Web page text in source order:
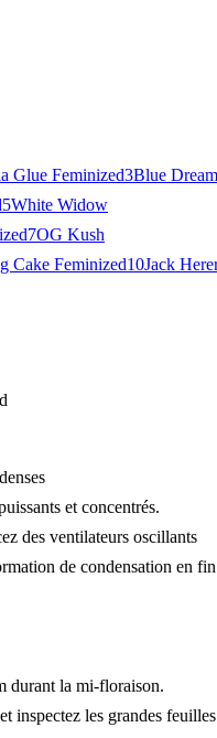
Glue Feminized3Blue Dream
5White Widow
7OG Kush
Cake Feminized10Jack
et concentrés.
des ventilateurs oscillants
de condensation en fin
durant la mi-floraison.
inspectez les grandes feuilles